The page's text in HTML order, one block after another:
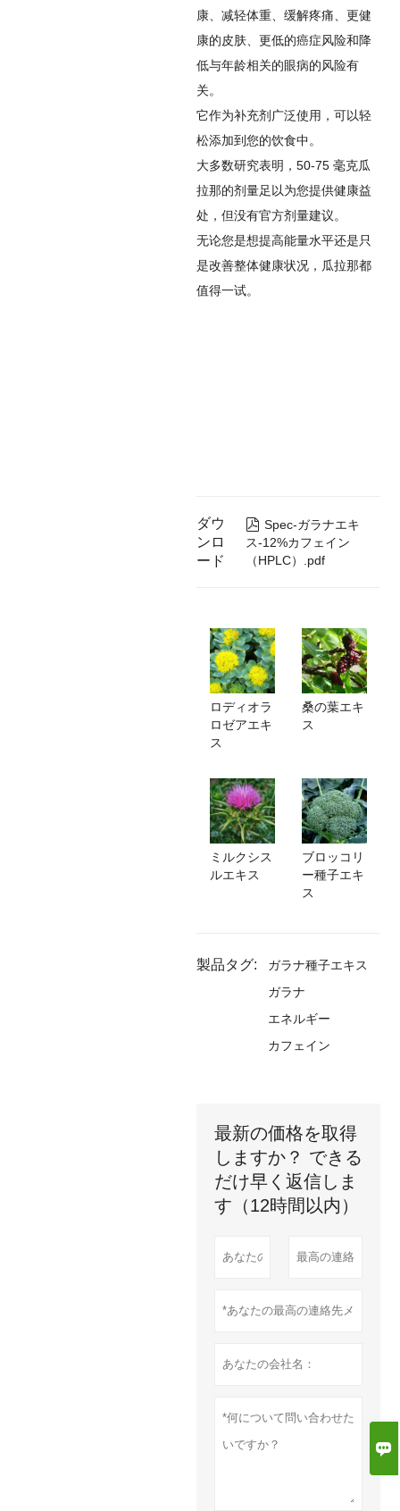

康、减轻体重、缓解疼痛、更健
康的皮肤、更低的癌症风险和降
低与年龄相关的眼病的风险有
关。
它作为补充剂广泛使用，可以轻
松添加到您的饮食中。
大多数研究表明，50-75 毫克瓜
拉那的剂量足以为您提供健康益
处，但没有官方剂量建议。
无论您是想提高能量水平还是只
是改善整体健康状况，瓜拉那都
值得一试。
ダウ
ンロ
ード
 Spec-ガラナエキ
ス-12%カフェイン
（HPLC）.pdf
ロディオラ
ロゼアエキ
ス
桑の葉エキ
ス
ミルクシス
ルエキス
ブロッコリ
ー種子エキ
ス
製品タグ:
ガラナ種子エキス
ガラナ
エネルギー
カフェイン
最新の価格を取得
しますか？ できる
だけ早く返信しま
す（12時間以内）